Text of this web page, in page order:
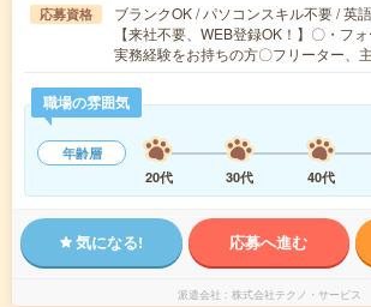
応募資格
ブランクOK / パソコンスキル不要 / 英
【来社不要、WEB登録OK！】〇・フ
実務経験をお持ちの方〇フリーター、
職場の雰囲気
年齢層
20代
30代 40代
気になる! 応募へ進む
派遣会社 株式会社テクノ・サービス